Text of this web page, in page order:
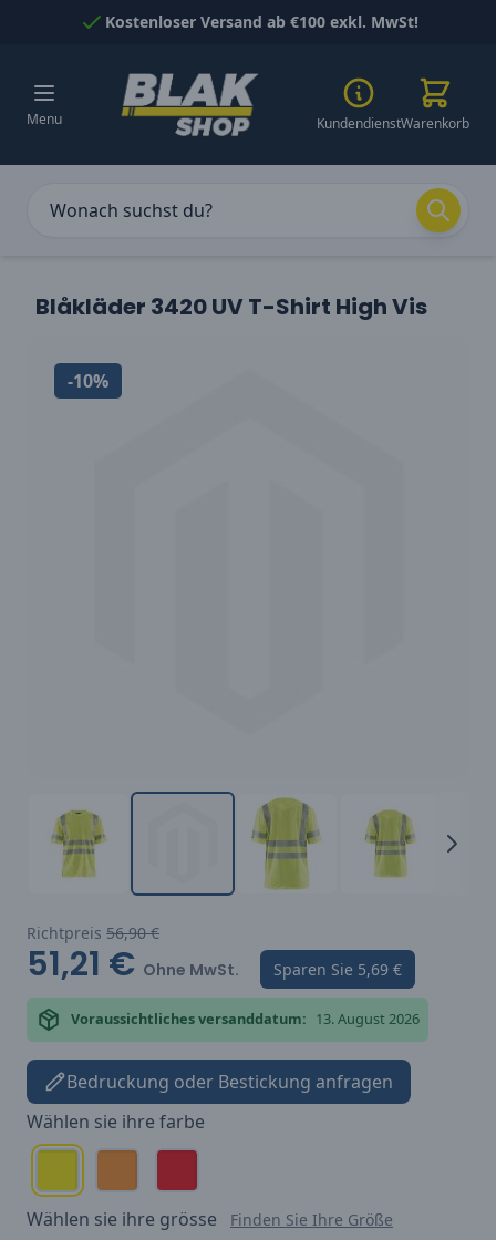
Skip to ContentKostenloser Versand ab €100 exkl. MwSt!
Menu KundendienstWarenkorb
Blåkläder 3420 UV T-Shirt High Vis
-10%
Richtpreis 56,90 €
51,21 € Ohne MwSt. Sparen Sie 5,69 €
Voraussichtliches versanddatum: 13. August 2026
Bedruckung oder Bestickung anfragen
Wählen sie ihre farbe
Wählen sie ihre grösse Finden Sie Ihre Größe